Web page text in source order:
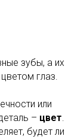
зубы, а их
глаз.
или
– цвет.
будет ли